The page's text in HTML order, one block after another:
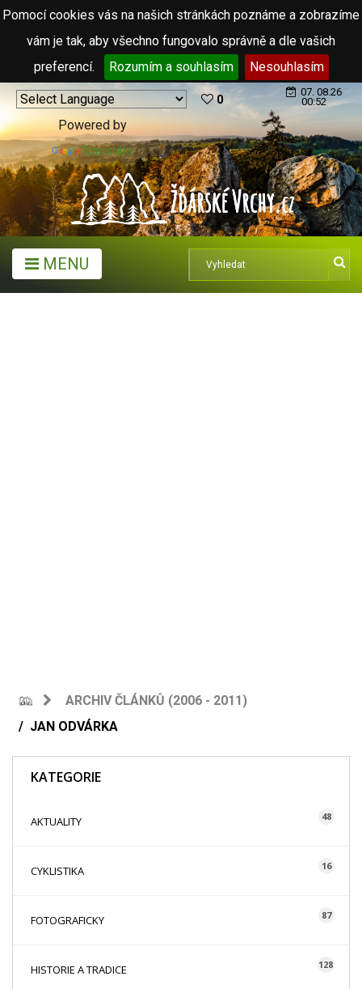
Pomocí cookies vás na našich stránkách poznáme a zobrazíme
vám je tak, aby všechno fungovalo správně a dle vašich
preferencí.
Rozumím a souhlasím Nesouhlasím
Powered by
Translate
0
07. 08.26
00:52
MENU
ARCHIV ČLÁNKŮ (2006 - 2011)
JAN ODVÁRKA
KATEGORIE
AKTUALITY 48
CYKLISTIKA 16
FOTOGRAFICKY 87
HISTORIE A TRADICE 128